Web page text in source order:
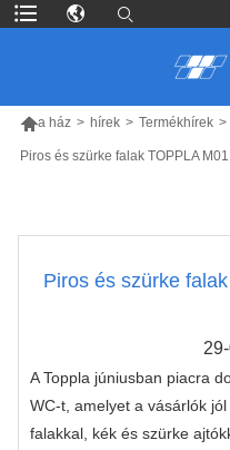
a ház > hírek > Termékhírek >
Piros és szürke falak TOPPLA
Piros és szürke
A Toppla júniusban piacra
WC-t, amelyet a vásárlók
falakkal, kék és szürke